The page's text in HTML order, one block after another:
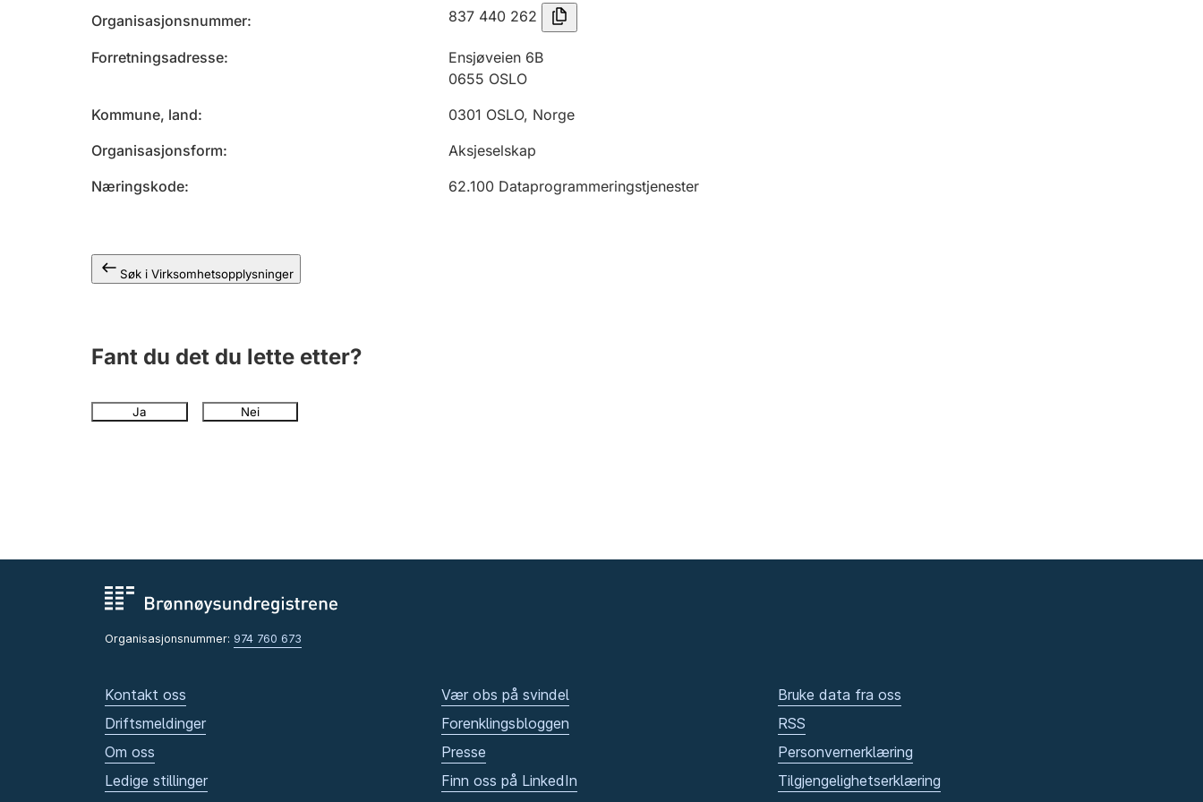
Organisasjonsnummer 837 440 262
Forretningsadresse
Ensjøveien 6B
0655 OSLO
Kommune, land
0301 OSLO, Norge
Organisasjonsform
Aksjeselskap
Næringskode
62.100 Dataprogrammeringstjenester
Søk i Virksomhetsopplysninger
Fant du det du lette etter?
Ja Nei
Organisasjonsnummer: 974 760 673
Kontakt oss
Driftsmeldinger
Om oss
Ledige stillinger
Vær obs på svindel
Forenklingsbloggen
Presse
Finn oss på LinkedIn
Bruke data fra oss
RSS
Personvernerklæring
Tilgjengelighetserklæring